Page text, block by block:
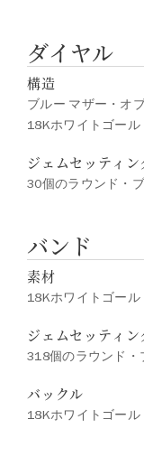
ダイヤル
構造
ブルー マザー・オ
18Kホワイトゴール
ジェムセッティン
30個のラウンド・
バンド
素材
18Kホワイトゴール
ジェムセッティン
318個のラウンド・
バックル
18Kホワイトゴール